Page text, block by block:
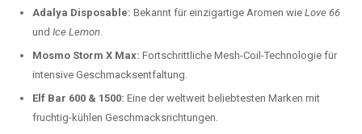
Adalya Disposable: Bekannt für einzigartige Aromen wie Love 66
und Ice Lemon.
Mosmo Storm X Max: Fortschrittliche Mesh-Coil-Technologie für
intensive Geschmacksentfaltung.
Elf Bar 600 & 1500: Eine der weltweit beliebtesten Marken mit
fruchtig-kühlen Geschmacksrichtungen.